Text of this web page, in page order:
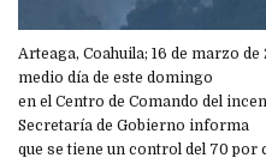
Arteaga, Coahuila; 16 de marzo
medio día de este domingo
en el Centro de Comando del
Secretaría de Gobierno informa
que se tiene un control del 70 por